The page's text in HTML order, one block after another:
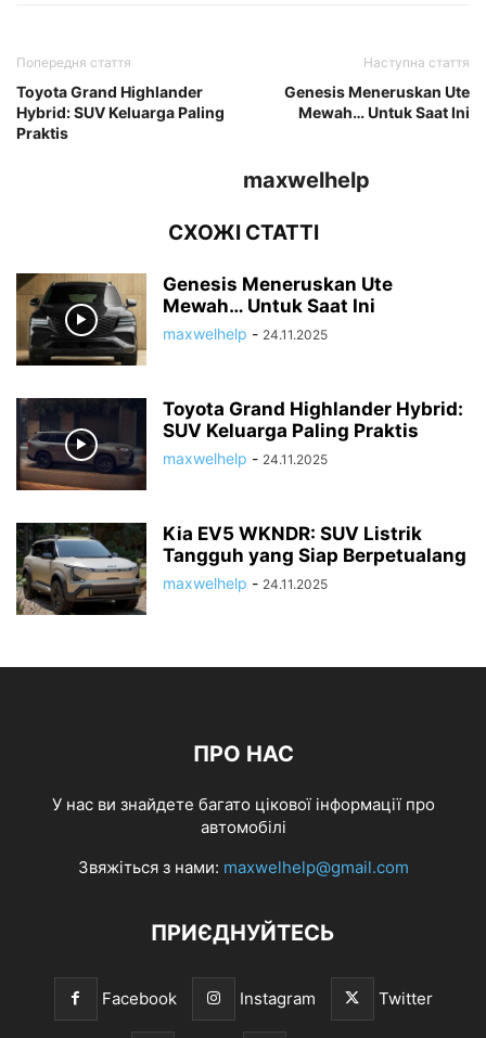
Попередня стаття
Toyota Grand Highlander
Hybrid: SUV Keluarga Paling
Praktis
Наступна стаття
Genesis Meneruskan Ute
Mewah… Untuk Saat Ini
maxwelhelp
СХОЖІ СТАТТІ
Genesis Meneruskan Ute
Mewah… Untuk Saat Ini
maxwelhelp - 24.11.2025
Toyota Grand Highlander Hybrid:
SUV Keluarga Paling Praktis
maxwelhelp - 24.11.2025
Kia EV5 WKNDR: SUV Listrik
Tangguh yang Siap Berpetualang
maxwelhelp - 24.11.2025
ПРО НАС
У нас ви знайдете багато цікової інформації про
автомобілі
Звяжіться з нами: maxwelhelp@gmail.com
ПРИЄДНУЙТЕСЬ
Facebook Instagram Twitter